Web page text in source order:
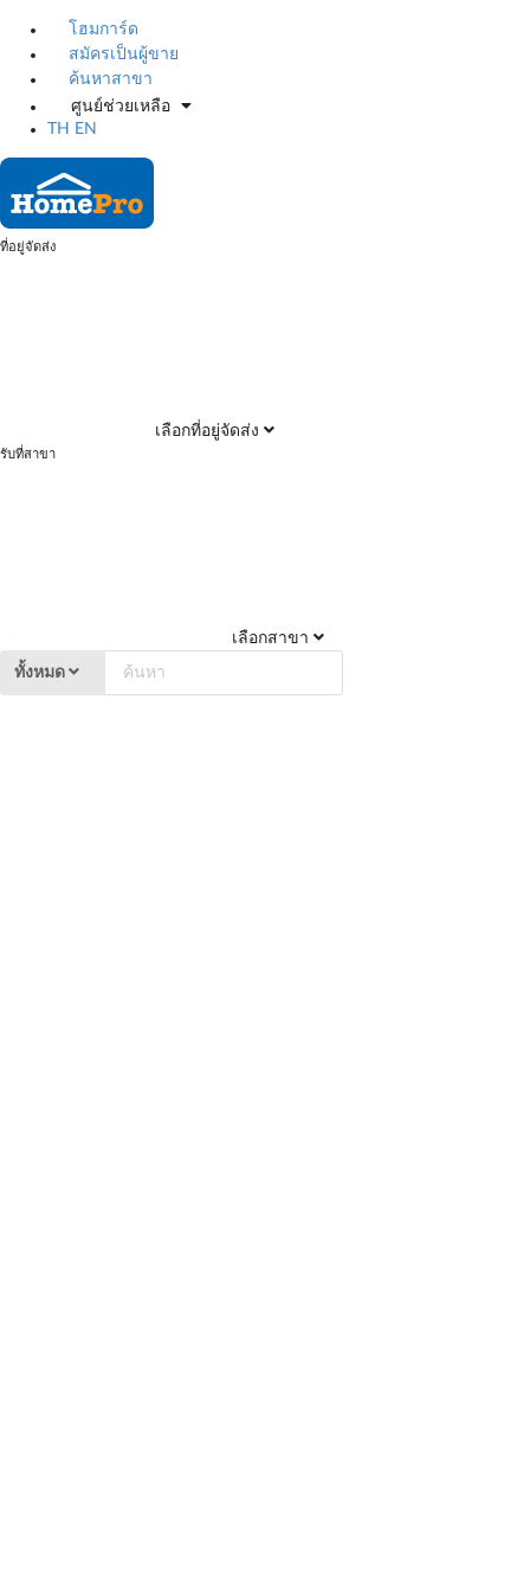
โฮมการ์ด
สมัครเป็นผู้ขาย
ค้นหาสาขา
ศูนย์ช่วยเหลือ
TH
EN
ที่อยู่จัดส่ง
เลือกที่อยู่จัดส่ง
รับที่สาขา
เลือกสาขา
ทั้งหมด